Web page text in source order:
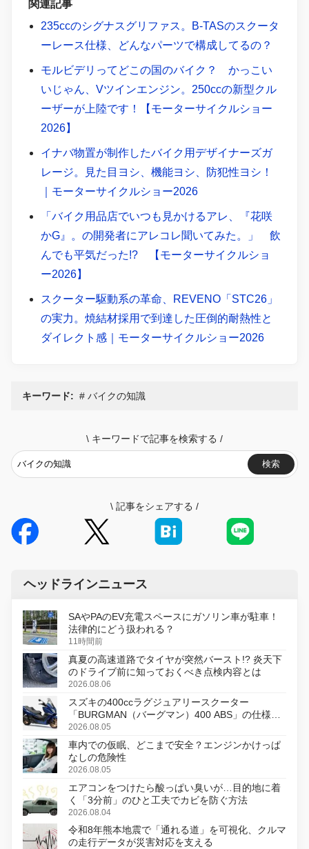
関連記事
235ccのシグナスグリファス。B-TASのスクータ
ーレース仕様、どんなパーツで構成してるの？
モルビデリってどこの国のバイク？ かっこい
いじゃん、Vツインエンジン。250ccの新型クル
ーザーが上陸です！【モーターサイクルショー
2026】
イナバ物置が制作したバイク用デザイナーズガ
レージ。見た目ヨシ、機能ヨシ、防犯性ヨシ！
｜モーターサイクルショー2026
「バイク用品店でいつも見かけるアレ、『花咲
かG』。の開発者にアレコレ聞いてみた。」 飲
んでも平気だった!? 【モーターサイクルショ
ー2026】
スクーター駆動系の革命、REVENO「STC26」
の実力。焼結材採用で到達した圧倒的耐熱性と
ダイレクト感｜モーターサイクルショー2026
キーワード: バイクの知識
\ キーワードで記事を検索する /
検索
\ 記事をシェアする /
ヘッドラインニュース
SAやPAのEV充電スペースにガソリン車が駐車！
法律的にどう扱われる？
11時間前
真夏の高速道路でタイヤが突然バースト!? 炎天下
のドライブ前に知っておくべき点検内容とは
2026.08.06
スズキの400ccラグジュアリースクーター
「BURGMAN（バーグマン）400 ABS」の仕様を
変更し、8月18日に発売
2026.08.05
車内での仮眠、どこまで安全？エンジンかけっぱ
なしの危険性
2026.08.05
エアコンをつけたら酸っぱい臭いが…目的地に着
く「3分前」のひと工夫でカビを防ぐ方法
2026.08.04
令和8年熊本地震で「通れる道」を可視化、クルマ
の走行データが災害対応を支える